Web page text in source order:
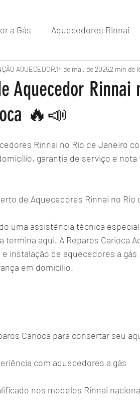
a Gás Aquecedores Rinnai
Próximo de Rio de
Zona sul RJ
Aquecedor Rinnai
🔥📣
AQUECEDOR14 de mai. de 20252 min de
Rinnai no Rio de Janeiro
garantia de serviço e nota
de Aquecedores Rinnai no Rio
uma assistência técnica
termina aqui. A Reparos Carioca
instalação de aquecedores a
em domicílio.
Carioca para consertar seu
com aquecedores a gás
nos modelos Rinnai